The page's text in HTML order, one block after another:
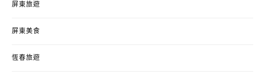
屏東旅遊
屏東美食
恆春旅遊